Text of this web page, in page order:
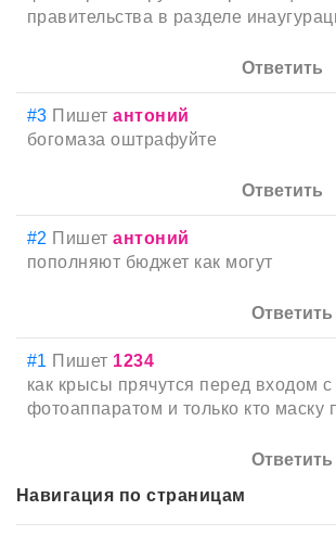
правительства в разделе
Ответить
#3 Пишетантоний
богомаза оштрафуйте
Ответить
#2 Пишетантоний
пополняют бюджет как могут
Ответить
#1 Пишет 1234
как крысы прячутся перед входом с
фотоаппаратом и только кто маску
Ответить
Навигация по страницам